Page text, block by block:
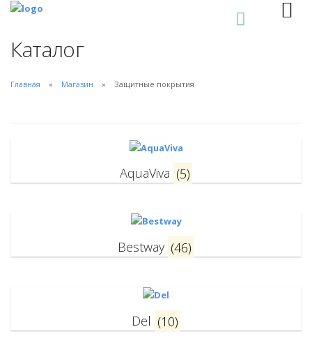
Каталог
Главная Магазин Защитные покрытия
AquaViva (5)
Bestway (46)
Del (10)